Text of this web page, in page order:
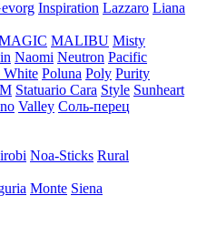
Inspiration Lazzaro Liana
MALIBU Misty
Naomi Neutron Pacific
White Poluna Poly Purity
Statuario Cara Style Sunheart
Valley Соль-перец
Noa-Sticks Rural
Monte Siena